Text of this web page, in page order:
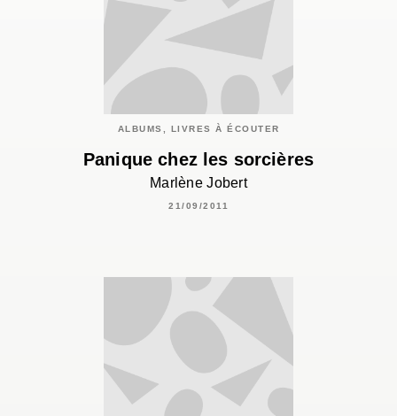
ALBUMS, LIVRES À ÉCOUTER
Panique chez les sorcières
Marlène Jobert
21/09/2011